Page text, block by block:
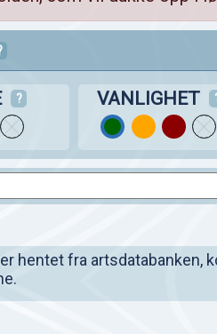
? VANLIGHET
hentet fra artsdatabanken,